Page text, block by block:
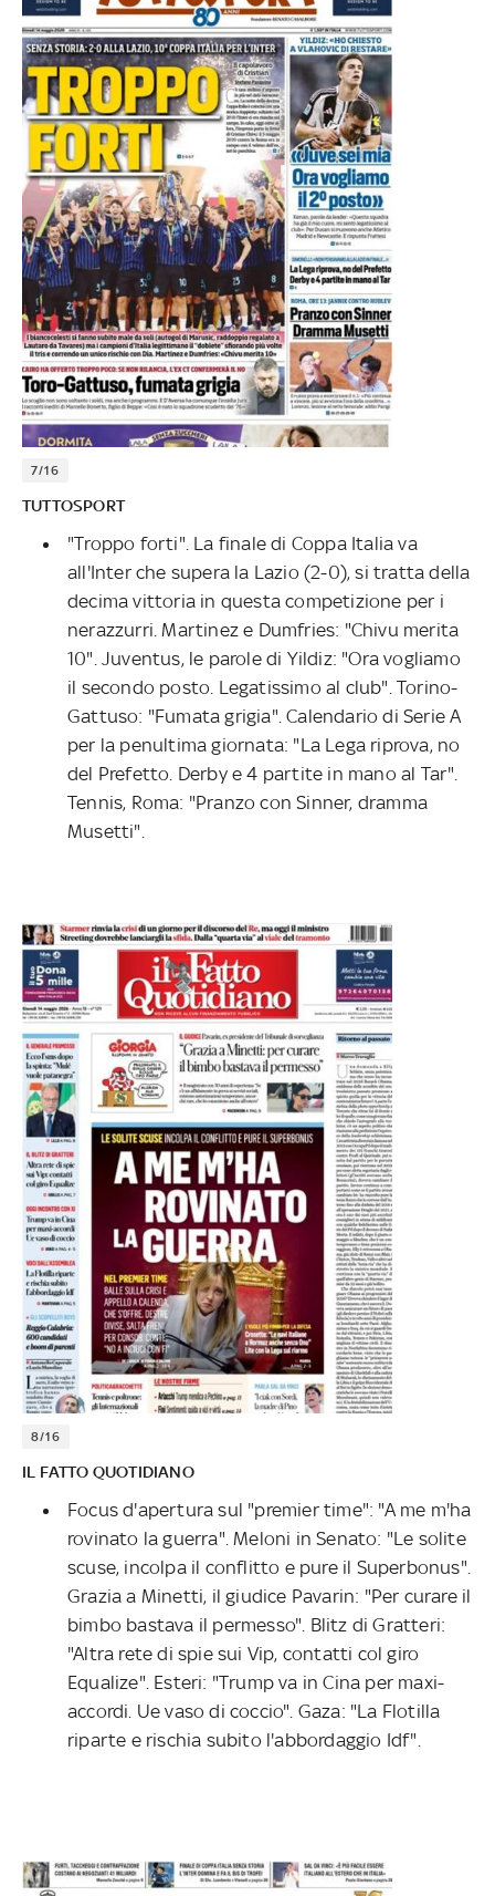
7/16
TUTTOSPORT
"Troppo forti". La finale di Coppa Italia va
all'Inter che supera la Lazio (2-0), si tratta della
decima vittoria in questa competizione per i
nerazzurri. Martinez e Dumfries: "Chivu merita
10". Juventus, le parole di Yildiz: "Ora vogliamo
il secondo posto. Legatissimo al club". Torino-
Gattuso: "Fumata grigia". Calendario di Serie A
per la penultima giornata: "La Lega riprova, no
del Prefetto. Derby e 4 partite in mano al Tar".
Tennis, Roma: "Pranzo con Sinner, dramma
Musetti".
8/16
IL FATTO QUOTIDIANO
Focus d'apertura sul "premier time": "A me m'ha
rovinato la guerra". Meloni in Senato: "Le solite
scuse, incolpa il conflitto e pure il Superbonus".
Grazia a Minetti, il giudice Pavarin: "Per curare il
bimbo bastava il permesso". Blitz di Gratteri:
"Altra rete di spie sui Vip, contatti col giro
Equalize". Esteri: "Trump va in Cina per maxi-
accordi. Ue vaso di coccio". Gaza: "La Flotilla
riparte e rischia subito l'abbordaggio Idf".